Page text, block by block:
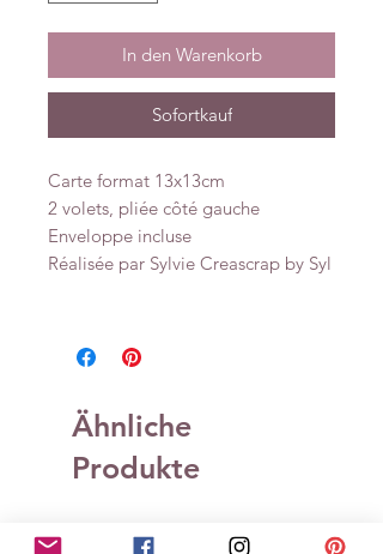
In den Warenkorb
Sofortkauf
Carte format 13x13cm
2 volets, pliée côté gauche
Enveloppe incluse
Réalisée par Sylvie Creascrap by Syl
Ähnliche
Produkte